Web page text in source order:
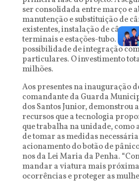
ser consolidada entre março e
manutenção e substituição de
existentes, instalação de
terminais e estações-tubo. A
possibilidade de integração
particulares. O investimento
milhões.
Aos presentes na inauguração
comandante da Guarda
dos Santos Junior, demonstrou
recursos que a tecnologia
que trabalha na unidade, como
de tomar as medidas
acionamento do botão de
nos da Lei Maria da Penha.
mandar a viatura mais
ocorrências e proteger as